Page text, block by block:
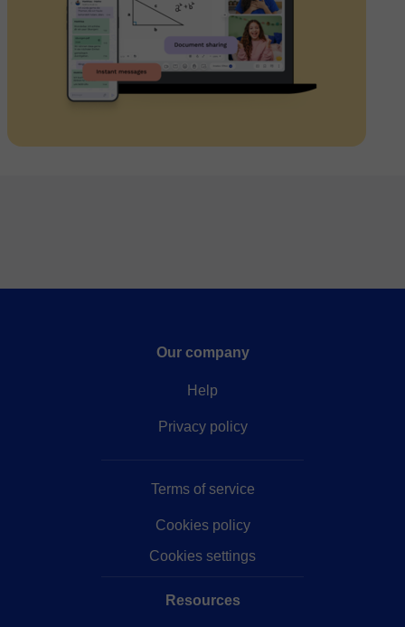
Our company
Help
Privacy policy
Terms of service
Cookies policy
Cookies settings
Resources